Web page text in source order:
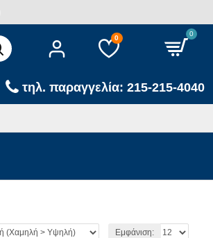
0
0
τηλ. παραγγελία: 215-215-4040
Εμφάνιση: